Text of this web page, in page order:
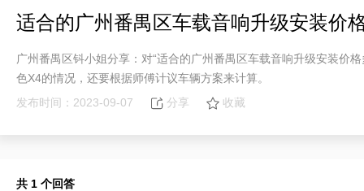
适合的广州番禺区车载音响升级安装价
广州番禺区钭小姐分享：对“适合的广州番禺区车载音响升级安装价
色X4的情况，还要根据师傅计议车辆方案来计算。
发布时间：2023-09-07
分享 收藏
共 1 个回答